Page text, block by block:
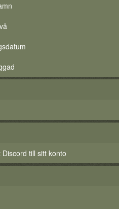
till sitt konto